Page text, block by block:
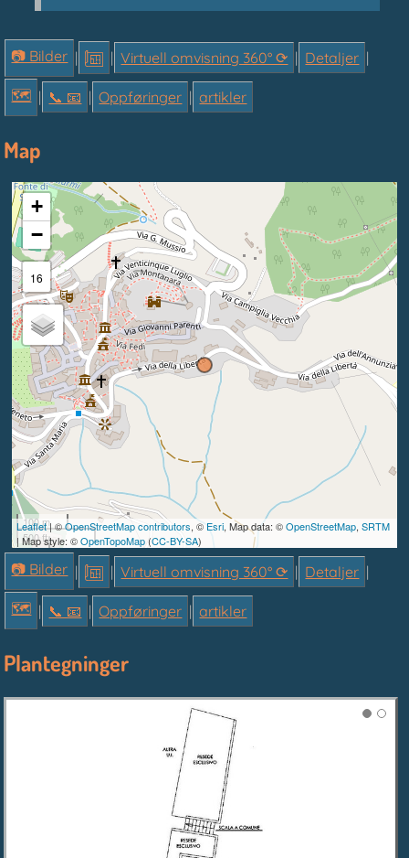
📷 Bilder | | Virtuell omvisning 360° ⟳ | Detaljer |
🗺 | 📞︎ 📧 | Oppføringer | artikler
Map
+
−
16
100 m
500 ft
Leaflet| ©OpenStreetMap contributors, ©Esri, Map data: ©OpenStreetMap,SRTM
| Map style: ©OpenTopoMap (CC-BY-SA)
📷 Bilder | | Virtuell omvisning 360° ⟳ | Detaljer |
🗺 | 📞︎ 📧 | Oppføringer | artikler
Plantegninger